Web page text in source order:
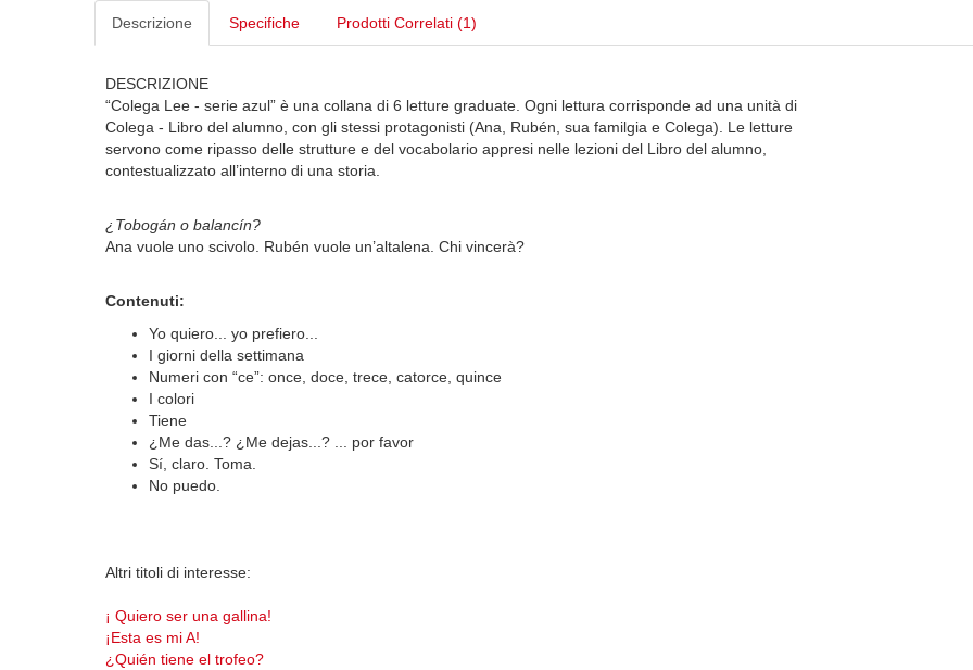
Descrizione Specifiche Prodotti Correlati (1)
DESCRIZIONE
“Colega Lee - serie azul” è una collana di 6 letture graduate. Ogni lettura corrisponde ad una unità di
Colega - Libro del alumno, con gli stessi protagonisti (Ana, Rubén, sua familgia e Colega). Le letture
servono come ripasso delle strutture e del vocabolario appresi nelle lezioni del Libro del alumno,
contestualizzato all’interno di una storia.
¿Tobogán o balancín?
Ana vuole uno scivolo. Rubén vuole un’altalena. Chi vincerà?
Contenuti:
Yo quiero... yo prefiero...
I giorni della settimana
Numeri con “ce”: once, doce, trece, catorce, quince
I colori
Tiene
¿Me das...? ¿Me dejas...? ... por favor
Sí, claro. Toma.
No puedo.
Altri titoli di interesse:
¡ Quiero ser una gallina!
¡Esta es mi A!
¿Quién tiene el trofeo?